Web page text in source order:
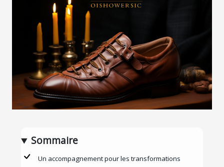
Sommaire
Un accompagnement pour les transformations